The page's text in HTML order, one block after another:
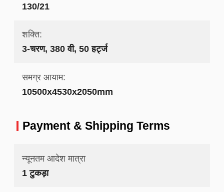
130/21
शक्ति:
3-चरण, 380 वी, 50 हर्ट्ज
समग्र आयाम:
10500x4530x2050mm
Payment & Shipping Terms
न्यूनतम आदेश मात्रा
1 टुकड़ा